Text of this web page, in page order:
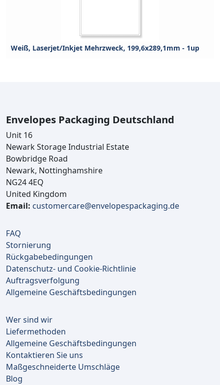
Weiß, Laserjet/Inkjet Mehrzweck, 199,6x289,1mm - 1up
Envelopes Packaging Deutschland
Unit 16
Newark Storage Industrial Estate
Bowbridge Road
Newark, Nottinghamshire
NG24 4EQ
United Kingdom
Email: customercare@envelopespackaging.de
FAQ
Stornierung
Rückgabebedingungen
Datenschutz- und Cookie-Richtlinie
Auftragsverfolgung
Allgemeine Geschäftsbedingungen
Wer sind wir
Liefermethoden
Allgemeine Geschäftsbedingungen
Kontaktieren Sie uns
Maßgeschneiderte Umschläge
Blog